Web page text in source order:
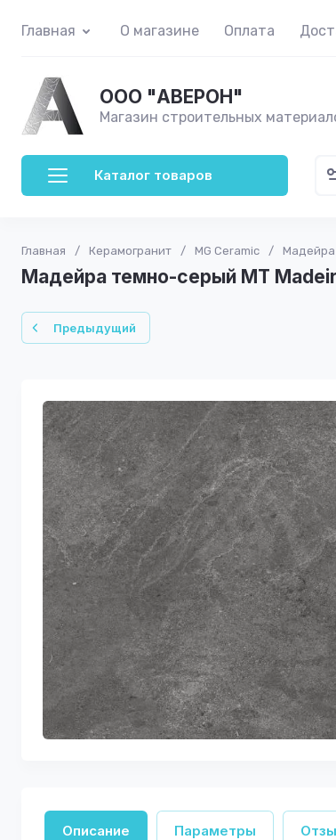
Главная О магазине Оплата
ООО "АВЕРОН"
Магазин строительных
Каталог товаров
Главная / Керамогранит / MG Ceramic / Мадейра
Мадейра темно-серый MT
Предыдущий
Описание Параметры